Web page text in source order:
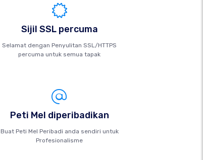
Sijil SSL percuma
Selamat dengan Penyulitan SSL/HTTPS
percuma untuk semua tapak
Peti Mel diperibadikan
Buat Peti Mel Peribadi anda sendiri untuk
Profesionalisme